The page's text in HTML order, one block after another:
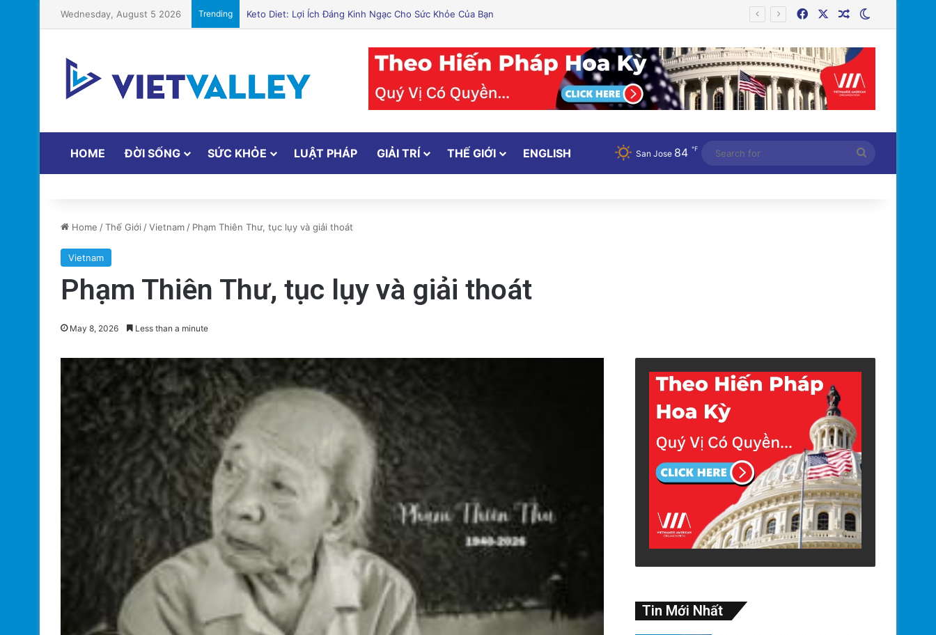
Wednesday, August 5 2026 Trending Keto Diet: Lợi Ích Đáng Kinh Ngạc Cho Sức Khỏe Của Bạn FacebookRandom Article
HOME ĐỜI SỐNG SỨC KHỎE LUẬT PHÁP GIẢI TRÍ THẾ GIỚI ENGLISH San Jose 84 ℉
for
Home /Thế Giới /Vietnam/ Phạm Thiên Thư, tục lụy và giải thoát
Vietnam
Phạm Thiên Thư, tục lụy và giải thoát
May 8, 2026 Less than a minute
Tin Mới Nhất